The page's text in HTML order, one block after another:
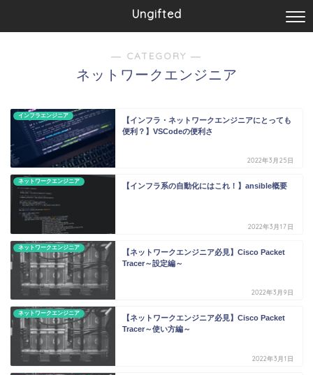
Ungifted
― CATEGORY ―
ネットワークエンジニア
インフラエンジニア
【インフラ・ネットワークエンジニアにとっても
便利？】VSCodeの便利さ
2022年3月25日
ネットワークエンジニア
【インフラ系の自動化にはこれ！】ansible概要
2022年3月17日
ネットワークエンジニア
【ネットワークエンジニア必見】Cisco Packet
Tracer～設定編～
2022年3月9日
ネットワークエンジニア
【ネットワークエンジニア必見】Cisco Packet
Tracer～使い方編～
2022年3月1日